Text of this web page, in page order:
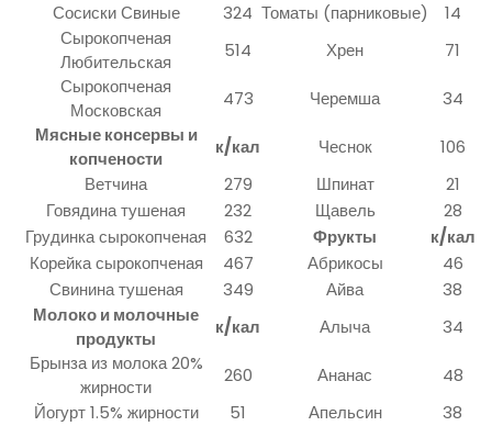
Сосиски Свиные
324 Томаты (парниковые)
14
Сырокопченая
Любительская
514 Хрен
71
Сырокопченая
Московская
473 Черемша
34
Мясные консервы и
копчености
к/кал Чеснок
106
Ветчина
279 Шпинат
21
Говядина тушеная
232 Щавель
28
Грудинка сырокопченая
632 Фрукты
к/кал
Корейка сырокопченая
467 Абрикосы
46
Свинина тушеная
349 Айва
38
Молоко и молочные
продукты
к/кал Алыча
34
Брынза из молока 20%
жирности
260 Ананас
48
Йогурт 1.5% жирности
51 Апельсин
38